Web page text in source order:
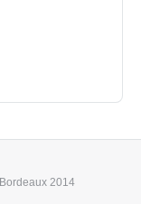
Bordeaux 2014